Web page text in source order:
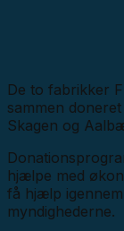
De to fabrikker
sammen
Skagen og
hjælpe med
få hjælp
myndighederne.